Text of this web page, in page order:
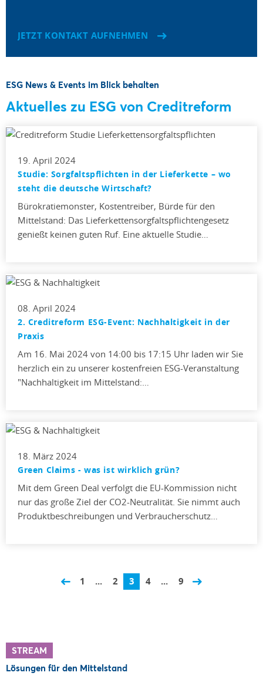
JETZT KONTAKT AUFNEHMEN
ESG News & Events im Blick behalten
Aktuelles zu ESG von Creditreform
19. April 2024
Studie: Sorgfaltspflichten in der Lieferkette – wo
steht die deutsche Wirtschaft?
Bürokratiemonster, Kostentreiber, Bürde für den
Mittelstand: Das Lieferkettensorgfaltspflichtengesetz
genießt keinen guten Ruf. Eine aktuelle Studie…
08. April 2024
2. Creditreform ESG-Event: Nachhaltigkeit in der
Praxis
Am 16. Mai 2024 von 14:00 bis 17:15 Uhr laden wir Sie
herzlich ein zu unserer kostenfreien ESG-Veranstaltung
"Nachhaltigkeit im Mittelstand:…
18. März 2024
Green Claims - was ist wirklich grün?
Mit dem Green Deal verfolgt die EU-Kommission nicht
nur das große Ziel der CO2-Neutralität. Sie nimmt auch
Produktbeschreibungen und Verbraucherschutz…
1 ... 2 3 4 ... 9
STREAM
Lösungen für den Mittelstand